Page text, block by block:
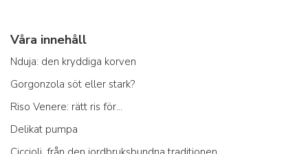
Våra innehåll
Nduja: den kryddiga korven
Gorgonzola söt eller stark?
Riso Venere: rätt ris för...
Delikat pumpa